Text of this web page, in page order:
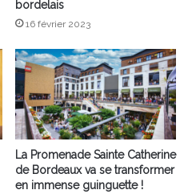
bordelais
16 février 2023
La Promenade Sainte Catherine
de Bordeaux va se transformer
en immense guinguette !